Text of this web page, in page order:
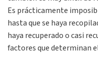
Es prácticamente
hasta que se haya
haya recuperado o casi
factores que determinan